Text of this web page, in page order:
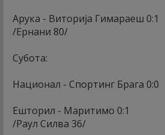
Арука - Виторија Гимараеш 0:1
/Ернани 80/
Субота:
Национал - Спортинг Брага 0:0
Ешторил - Маритимо 0:1
/Раул Силва 36/